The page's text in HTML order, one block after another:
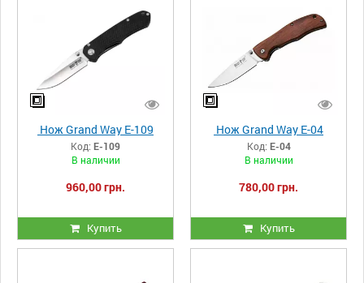
Нож Grand Way E-109
Код: E-109
В наличии
960,00 грн.
Купить
Нож Grand Way E-04
Код: E-04
В наличии
780,00 грн.
Купить